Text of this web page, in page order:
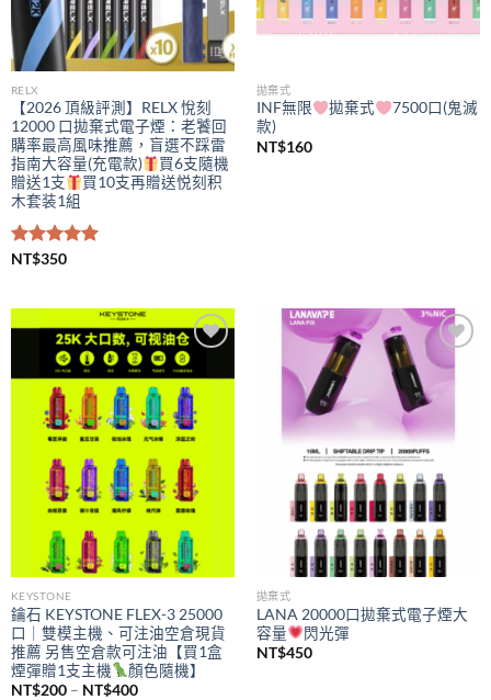
RELX
【2026 頂級評測】RELX 悅刻
12000 口拋棄式電子煙：老饕回
購率最高風味推薦，盲選不踩雷
指南大容量(充電款)
買6支隨機
贈送1支
買10支再贈送悦刻积
木套装1組
評分5.00
NT$350
拋棄式
INF無限 拋棄式
7500口(鬼滅
款)
NT$160
Add to
wishlist
KEYSTONE
鑰石 KEYSTONE FLEX-3 25000
口｜雙模主機、可注油空倉現貨
推薦 另售空倉款可注油【買1盒
煙彈贈1支主機
顏色隨機】
NT$200 – NT$400價
Add to
wishlist
拋棄式
LANA 20000口拋棄式電子煙大
容量
閃光彈
NT$450